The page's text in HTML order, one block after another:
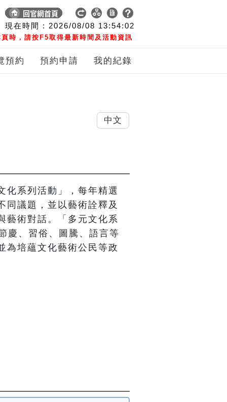
現在時間 : 2026/08/08 13:54:03
時，請按F5取得最新時間及活動資訊
預約 預約申請 我的紀錄
化系列活動」，每年精選
同議題，並以藝術詮釋及
藝術對話。「多元文化系
慶、習俗、圖騰、語言等
為培蘊文化藝術公民等政